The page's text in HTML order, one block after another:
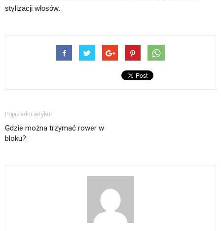
stylizacji włosów.
Poprzedni artykuł
Gdzie można trzymać rower w
bloku?